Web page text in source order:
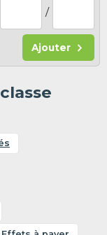
/
Ajouter